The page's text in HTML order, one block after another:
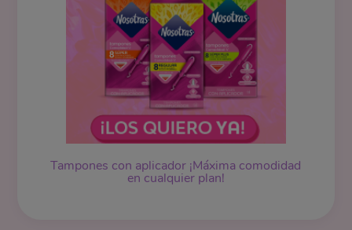
Tampones con aplicador ¡Máxima comodidad
en cualquier plan!